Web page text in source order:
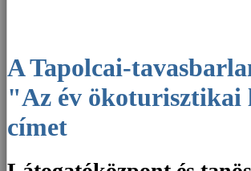
A Tapolcai-tavasbarlang Látogatóközpont elnyerte
"Az év ökoturisztikai
címet